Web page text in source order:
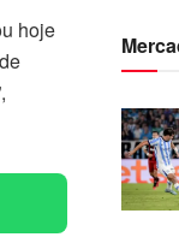
hoje